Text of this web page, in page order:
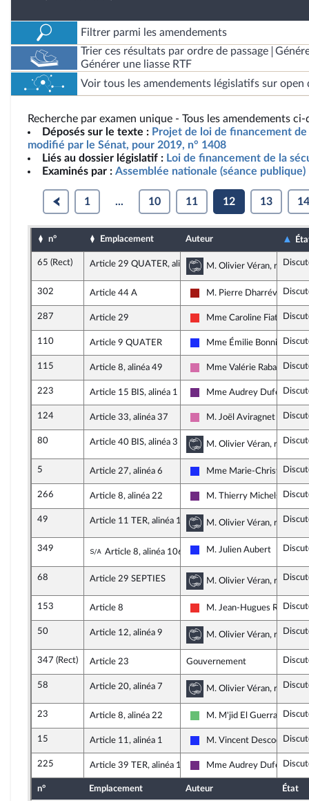
Filtrer parmi les amendements
Trier ces résultats par ordre de passage
Générer une liasse RTF
Voir tous les amendements législatifs sur open
Recherche par examen unique - Tous les amendements ci-
Déposés sur le texte : Projet de loi de financement
modifié par le Sénat, pour 2019, n° 1408
Liés au dossier législatif : Loi de financement de la
Examinés par : Assemblée nationale (séance publique)
1 ... 10 11 12 13 14
n° Emplacement Auteur
65 (Rect) Article 29 QUATER, alinéa 6Commission des
M. Olivier Véran,
302 Article 44 A
Gauche démocrate et
M. Pierre Dharréville
287 Article 29
La France insoumise
Mme Caroline Fiat
110 Article 9 QUATER
Les Républicains
Mme Émilie Bonnivard
115 Article 8, alinéa 49
Socialistes et apparentés
Mme Valérie Rabault
223 Article 15 BIS, alinéa 1
La République en Marche
Mme Audrey Dufeu
124 Article 33, alinéa 37
Socialistes et apparentés
M. Joël Aviragnet
80 Article 40 BIS, alinéa 3 Commission des
M. Olivier Véran,
5 Article 27, alinéa 6
Les Républicains
Mme Marie-Christine
266 Article 8, alinéa 22
La République en Marche
M. Thierry Michels
49 Article 11 TER, alinéa 10 Commission des
M. Olivier Véran,
349 Sous-amendement de l'amendement
Article 8, alinéa 106 Les Républicains
M. Julien Aubert
68 Article 29 SEPTIES Commission des
M. Olivier Véran,
153 Article 8
La France insoumise
M. Jean-Hugues Ratenon
50 Article 12, alinéa 9 Commission des
M. Olivier Véran,
347 (Rect) Article 23 Gouvernement
58 Article 20, alinéa 7 Commission des
M. Olivier Véran,
23 Article 8, alinéa 22
Libertés et Territoires
M. M'jid El Guerrab
15 Article 11, alinéa 1
Les Républicains
M. Vincent Descoeur
225 Article 39 TER, alinéa 1
La République en Marche
Mme Audrey Dufeu
n° Emplacement Auteur État